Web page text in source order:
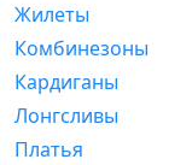
Жилеты
Комбинезоны
Кардиганы
Лонгсливы
Платья